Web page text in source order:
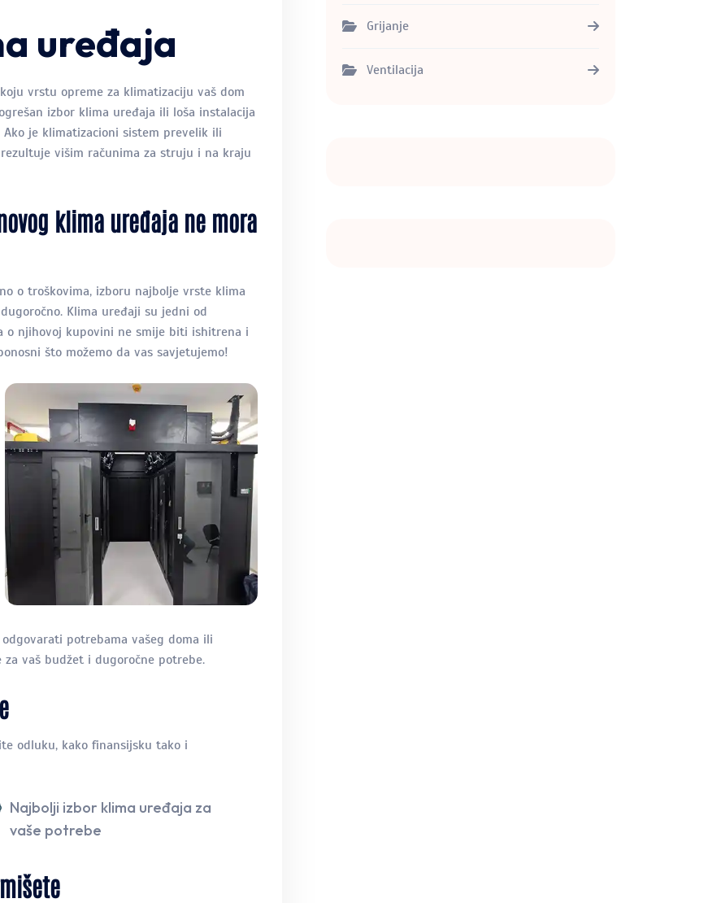
uređaja
vrstu opreme za klimatizaciju vaš dom
izbor klima uređaja ili loša instalacija
je klimatizacioni sistem prevelik ili
višim računima za struju i na kraju
klima uređaja ne mora
o troškovima, izboru najbolje vrste klima
Klima uređaji su jedni od
o njihovoj kupovini ne smije biti ishitrena i
što možemo da vas savjetujemo!
potrebama vašeg doma ili
vaš budžet i dugoročne potrebe.
odluku, kako finansijsku tako i
Najbolji izbor klima uređaja za
vaše potrebe
Grijanje
Ventilacija